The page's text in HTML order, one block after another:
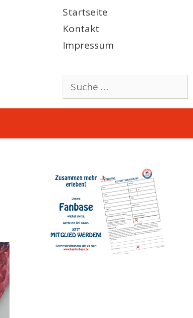
Startseite
Kontakt
Impressum
Suche
nach: